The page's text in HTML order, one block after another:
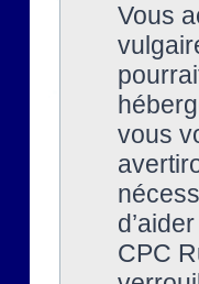
Vous
vous
CPC